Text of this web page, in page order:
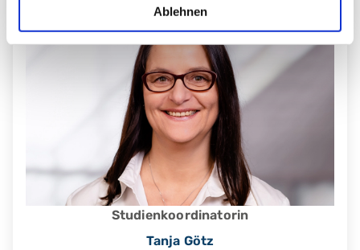
Ablehnen
Studienkoordinatorin
Tanja Götz